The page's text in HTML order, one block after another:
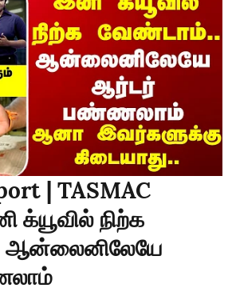
| TASMAC
க்யூவில் நிற்க
ஆன்லைனிலேயே